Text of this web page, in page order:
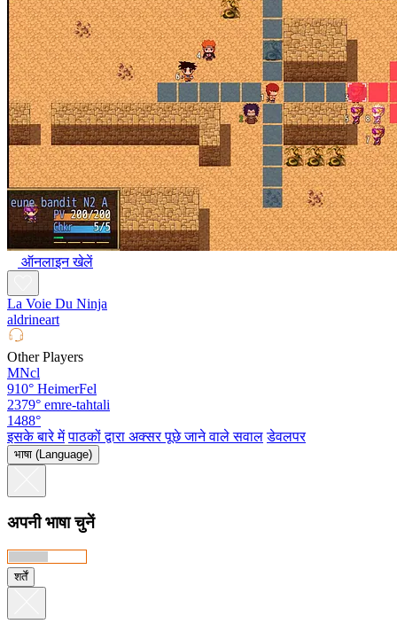
ऑनलाइन खेलें
La Voie Du Ninja
aldrineart
Other Players
MNcl
910° HeimerFel
2379° emre-tahtali
1488°
इसके बारे में पाठकों द्वारा अक्सर पूछे जाने वाले सवाल डेवलपर
भाषा (Language)
अपनी भाषा चुनें
शर्तें